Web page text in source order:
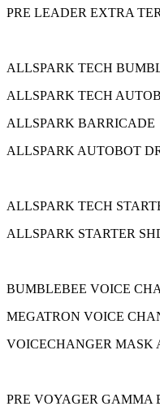
PRE LEADER EXTRA
ALLSPARK TECH
ALLSPARK TECH
ALLSPARK BARRICADE
ALLSPARK AUTOBOT
ALLSPARK TECH
ALLSPARK STARTER
BUMBLEBEE VOICE
MEGATRON VOICE
VOICECHANGER MASK
PRE VOYAGER GAMMA